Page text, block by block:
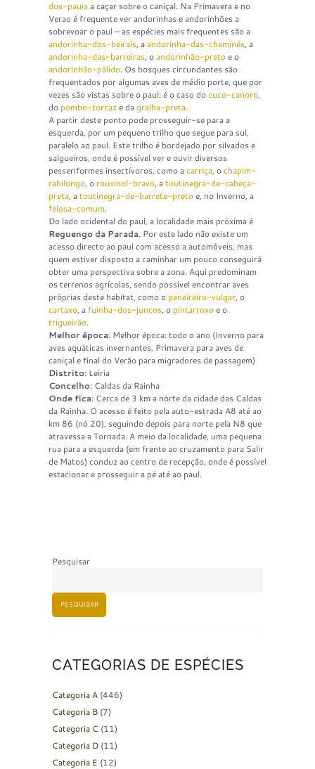
dos-pauisa caçar sobre o caniçal. Na Primavera e no
Verao é frequente ver andorinhas e andorinhões a
sobrevoar o paul – as espécies mais frequentes são a
andorinha-dos-beirais, aandorinha-das-chaminés, a
andorinha-das-barreiras, oandorinhão-pretoe o
andorinhão-pálido. Os bosques circundantes são
frequentados por algumas aves de médio porte, que por
vezes são vistas sobre o paul: é o caso docuco-canoro,
do pombo-torcaze dagralha-preta.
A partir deste ponto pode prosseguir-se para a
esquerda, por um pequeno trilho que segue para sul,
paralelo ao paul. Este trilho é bordejado por silvados e
salgueiros, onde é possível ver e ouvir diversos
pesseriformes insectívoros, como acarriça, ochapim-
rabilongo, o rouxinol-bravo, atoutinegra-de-cabeça-
preta, atoutinegra-de-barrete-pretoe, no Inverno, a
felosa-comum.
Do lado ocidental do paul, a localidade mais próxima é
Reguengo da Parada. Por este lado não existe um
acesso directo ao paul com acesso a automóveis, mas
quem estiver disposto a caminhar um pouco conseguirá
obter uma perspectiva sobre a zona. Aqui predominam
os terrenos agrícolas, sendo possível encontrar aves
próprias deste habitat, como o peneireiro-vulgar, o
cartaxo, afuinha-dos-juncos, o pintarroxoe o
trigueirão.
Melhor época: Melhor época: todo o ano (Inverno para
aves aquáticas invernantes, Primavera para aves de
caniçal e final do Verão para migradores de passagem)
Distrito: Leiria
Concelho: Caldas da Rainha
Onde fica: Cerca de 3 km a norte da cidade das Caldas
da Rainha. O acesso é feito pela auto-estrada A8 até ao
km 86 (nó 20), seguindo depois para norte pela N8 que
atravessa a Tornada. A meio da localidade, uma pequena
rua para a esquerda (em frente ao cruzamento para Salir
de Matos) conduz ao centro de recepção, onde é possível
estacionar e prosseguir a pé até ao paul.
Pesquisar
PESQUISAR
CATEGORIAS DE ESPÉCIES
Categoria A (446)
Categoria B (7)
Categoria C (11)
Categoria D (11)
Categoria E (12)